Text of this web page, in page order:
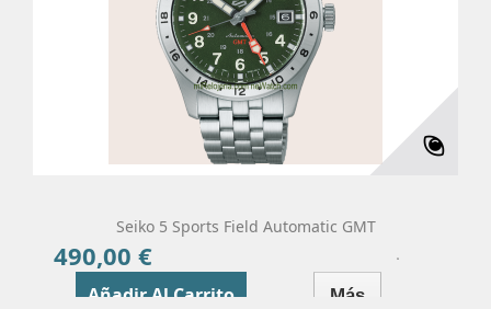
Seiko 5 Sports Field Automatic GMT
490,00 €
Añadir Al Carrito Más